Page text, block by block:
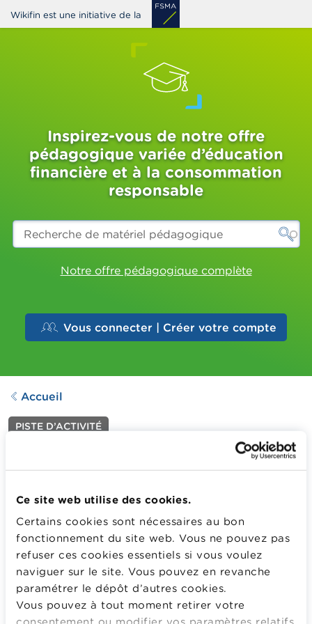
Ce site web utilise des cookies.
Certains cookies sont nécessaires au bon
fonctionnement du site web. Vous ne pouvez pas
refuser ces cookies essentiels si vous voulez
naviguer sur le site. Vous pouvez en revanche
paramétrer le dépôt d’autres cookies.
Vous pouvez à tout moment retirer votre
Aller
au
Wikifin est une initiative de la
Inspirez-vous de notre offre
pédagogique variée d’éducation
financière et à la consommation
responsable
Recherche
matériel
pédagogiqueNotre offre pédagogique complète
Vous connecter | Créer votre compte
Accueil
PISTE D’ACTIVITÉ
Offre promotionnelle pour
un GSM
Dernière mise à jour le
Décoder une offre promotionnelle en tenant compte de
tous les éléments. Juger si cette offre promotionnelle
est intéressante en fonction de sa situation personnelle.
Plus d'information